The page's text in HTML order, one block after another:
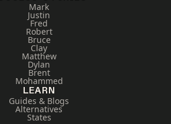
Mark
Justin
Fred
Robert
Bruce
Clay
Matthew
Dylan
Brent
Mohammed
LEARN
Guides & Blogs
Alternatives
States